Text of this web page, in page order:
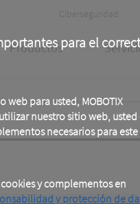
para el
para usted, MOBOTIX
nuestro sitio web, usted
necesarios para este
y complementos en
y protección de
Header
Meta
Ciberseguridad
Productos